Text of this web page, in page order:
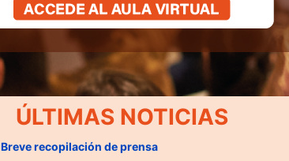
ÚLTIMAS NOTICIAS
Breve recopilación de prensa